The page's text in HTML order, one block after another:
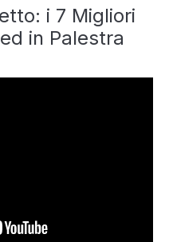
i 7 Migliori
in Palestra